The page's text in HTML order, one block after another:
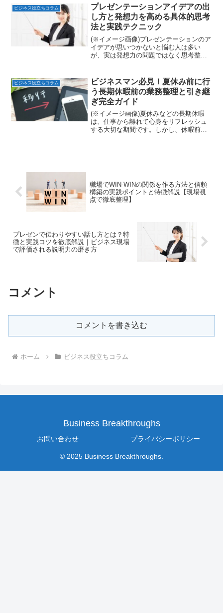
ばいいのか？」という問題。それぞれに
メリット・デメリット...
ビジネス役立ちコラム
プレゼンテーションアイデアの出
し方と発想力を高める具体的思考
法と実践テクニック
(※イメージ画像)プレゼンテーションのア
イデアが思いつかないと悩む人は多い
が、実は発想力の問題ではなく思考整理
高いアイデアを生み出せるようになる、
特にビジネス現場では論...
ビジネス役立ちコラム
ビジネスマン必見！夏休み前に行
う長期休暇前の業務整理と引き継
ぎ完全ガイド
(※イメージ画像)夏休みなどの長期休暇
は、仕事から離れて心身をリフレッシュ
する大切な期間です。しかし、休暇前の
職場でWIN-WINの関係を作る方法と信頼
構築の実践ポイントと特徴解説【現場視
点で徹底整理】
プレゼンで伝わりやすい話し方とは？特
徴と実践コツを徹底解説｜ビジネス現場
で評価される説明力の磨き方
コメント
コメントを書き込む
ホーム ビジネス役立ちコラム
Business Breakthroughs
お問い合わせ プライバシーポリシー
© 2025 Business Breakthroughs.